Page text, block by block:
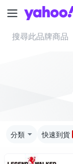
分類 快速到貨